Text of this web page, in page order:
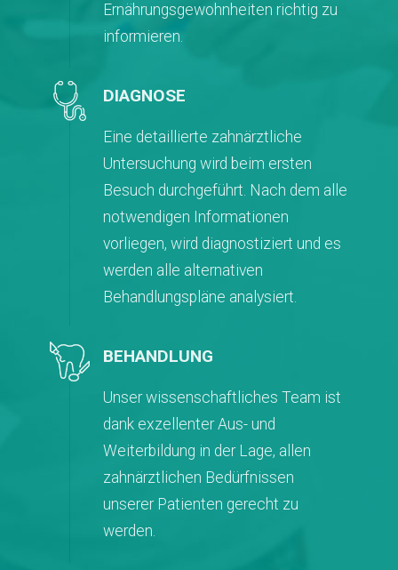
Ernährungsgewohnheiten richtig zu
informieren.
DIAGNOSE
Eine detaillierte zahnärztliche
Untersuchung wird beim ersten
Besuch durchgeführt. Nach dem alle
notwendigen Informationen
vorliegen, wird diagnostiziert und es
werden alle alternativen
Behandlungspläne analysiert.
BEHANDLUNG
Unser wissenschaftliches Team ist
dank exzellenter Aus- und
Weiterbildung in der Lage, allen
zahnärztlichen Bedürfnissen
unserer Patienten gerecht zu
werden.